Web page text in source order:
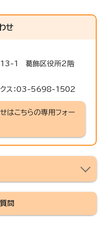
せ
1 葛飾区役所2階
ス：03-5698-1502
はこちらの専用フォー
問